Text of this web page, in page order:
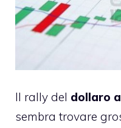
Il rally del dollaro
sembra trovare